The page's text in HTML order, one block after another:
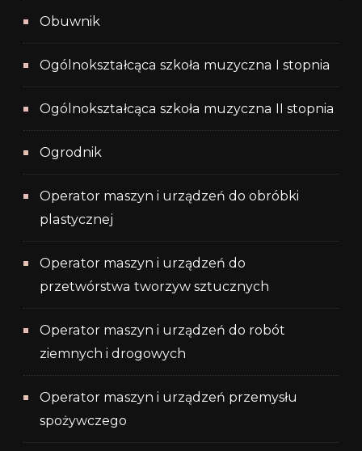
Obuwnik
Ogólnokształcąca szkoła muzyczna I stopnia
Ogólnokształcąca szkoła muzyczna II stopnia
Ogrodnik
Operator maszyn i urządzeń do obróbki
plastycznej
Operator maszyn i urządzeń do
przetwórstwa tworzyw sztucznych
Operator maszyn i urządzeń do robót
ziemnych i drogowych
Operator maszyn i urządzeń przemysłu
spożywczego